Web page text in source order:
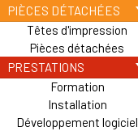
PIÈCES DÉTACHÉES
Têtes d'impression
Pièces détachées
PRESTATIONS
Formation
Installation
Développement logiciel